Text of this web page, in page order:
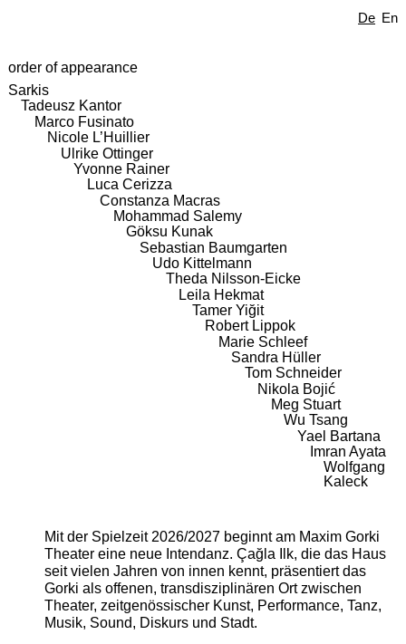
De En
order of appearance
Sarkis
Tadeusz Kantor
Marco Fusinato
Nicole L’Huillier
Ulrike Ottinger
Yvonne Rainer
Luca Cerizza
Constanza Macras
Mohammad Salemy
Göksu Kunak
Sebastian Baumgarten
Udo Kittelmann
Theda Nilsson-Eicke
Leila Hekmat
Tamer Yiğit
Robert Lippok
Marie Schleef
Sandra Hüller
Tom Schneider
Nikola Bojić
Meg Stuart
Wu Tsang
Yael Bartana
Imran Ayata
Wolfgang
Kaleck
Mit der Spielzeit 2026/2027 beginnt am Maxim Gorki
Theater eine neue Intendanz. Çağla Ilk, die das Haus
seit vielen Jahren von innen kennt, präsentiert das
Gorki als offenen, transdisziplinären Ort zwischen
Theater, zeitgenössischer Kunst, Performance, Tanz,
Musik, Sound, Diskurs und Stadt.